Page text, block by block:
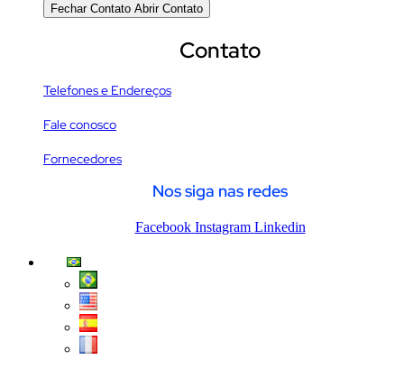
Fechar Contato Abrir Contato
Contato
Telefones e Endereços
Fale conosco
Fornecedores
Nos siga nas redes
Facebook Instagram Linkedin